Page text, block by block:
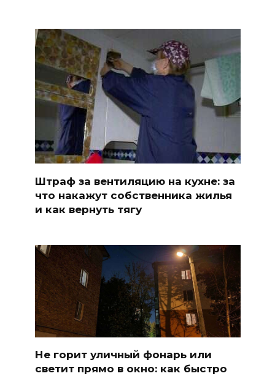
Штраф за вентиляцию на кухне: за
что накажут собственника жилья
и как вернуть тягу
Не горит уличный фонарь или
светит прямо в окно: как быстро